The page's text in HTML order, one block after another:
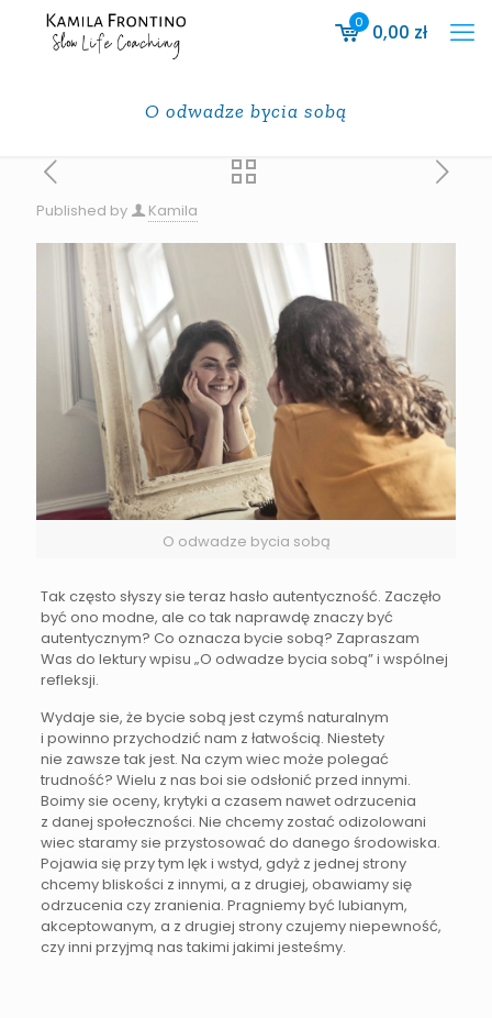
0 0,00 zł
O odwadze bycia sobą
Published by Kamila
O odwadze bycia sobą
Tak często słyszy sie teraz hasło autentyczność. Zaczęło
być ono modne, ale co tak naprawdę znaczy być
autentycznym? Co oznacza bycie sobą? Zapraszam
Was do lektury wpisu „O odwadze bycia sobą” i wspólnej
refleksji.
Wydaje sie, że bycie sobą jest czymś naturalnym
i powinno przychodzić nam z łatwością. Niestety
nie zawsze tak jest. Na czym wiec może polegać
trudność? Wielu z nas boi sie odsłonić przed innymi.
Boimy sie oceny, krytyki a czasem nawet odrzucenia
z danej społeczności. Nie chcemy zostać odizolowani
wiec staramy sie przystosować do danego środowiska.
Pojawia się przy tym lęk i wstyd, gdyż z jednej strony
chcemy bliskości z innymi, a z drugiej, obawiamy się
odrzucenia czy zranienia. Pragniemy być lubianym,
akceptowanym, a z drugiej strony czujemy niepewność,
czy inni przyjmą nas takimi jakimi jesteśmy.